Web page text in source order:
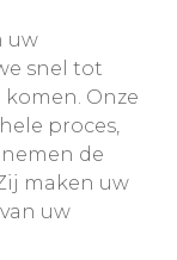
uw
snel tot
Onze
proces,
de
maken uw
uw